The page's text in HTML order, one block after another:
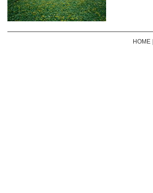
HOME|